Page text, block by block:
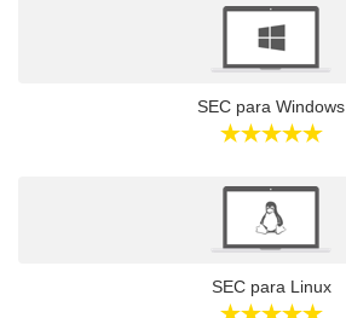
SEC para Windows
SEC para Linux